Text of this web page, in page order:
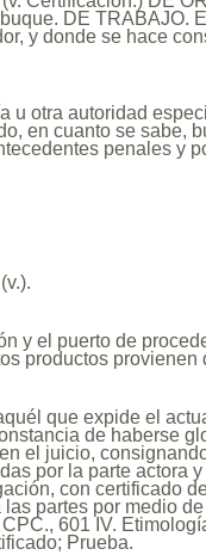
DE TRABAJO.
y donde se hace
u otra autoridad
en cuanto se sabe,
penales y
y el puerto de
productos provienen
que expide el
de haberse
el juicio,
por la parte actora
con certificado
partes por medio
601 IV.
Prueba.